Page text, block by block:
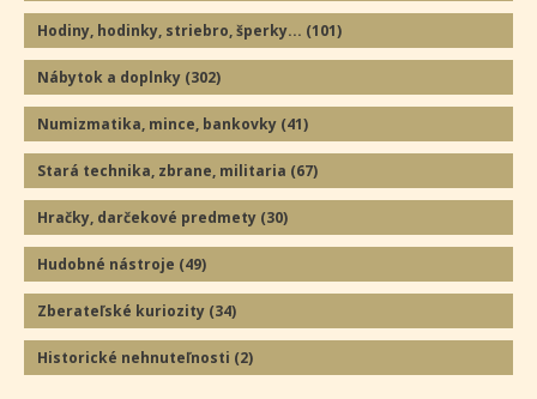
Hodiny, hodinky, striebro, šperky... (101)
Nábytok a doplnky (302)
Numizmatika, mince, bankovky (41)
Stará technika, zbrane, militaria (67)
Hračky, darčekové predmety (30)
Hudobné nástroje (49)
Zberateľské kuriozity (34)
Historické nehnuteľnosti (2)